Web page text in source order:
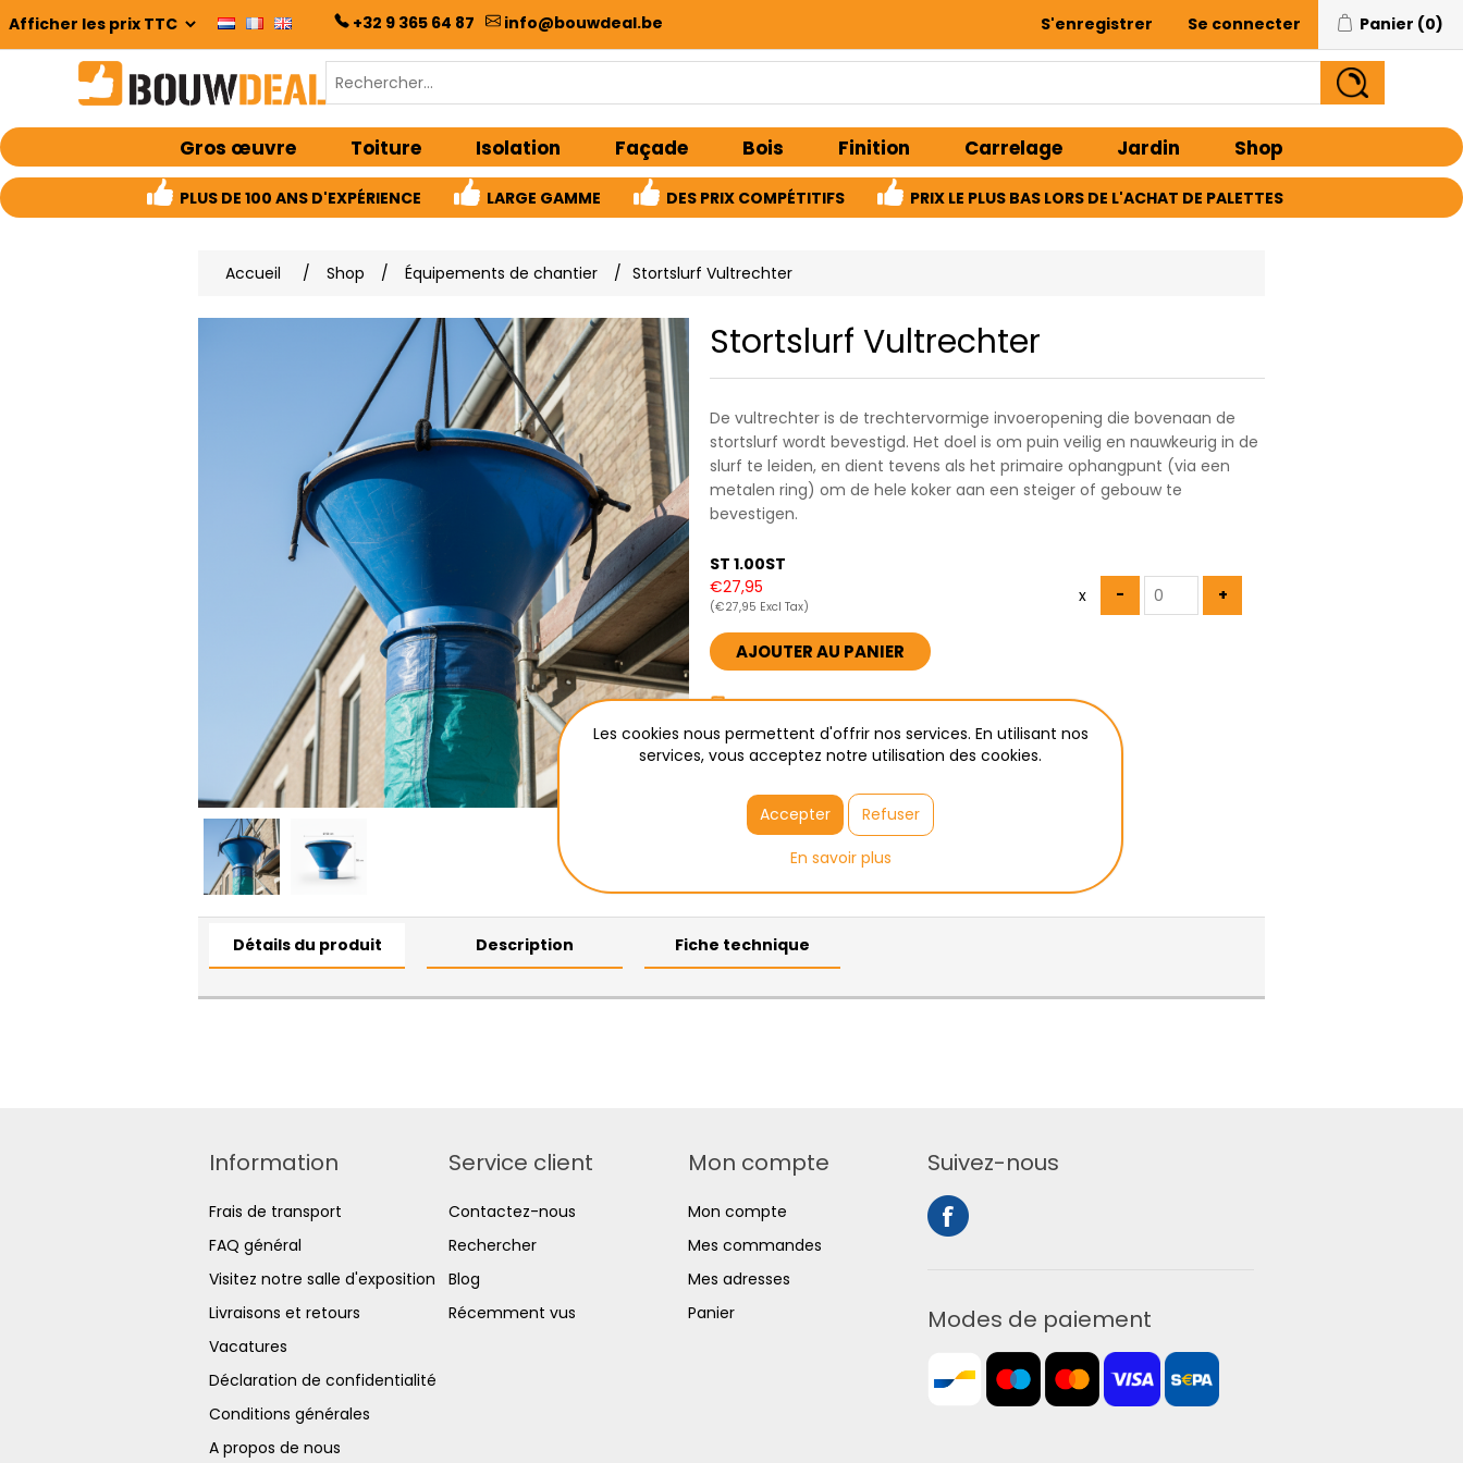
+32 9 365 64 87 info@bouwdeal.be S'enregistrer Se connecter Panier (0)
Gros œuvre Toiture Isolation Façade Bois Finition Carrelage Jardin Shop
PLUS DE 100 ANS D'EXPÉRIENCE LARGE GAMME DES PRIX COMPÉTITIFS PRIX ​​LE PLUS BAS LORS DE L'ACHAT DE PALETTES
Accueil / Shop / Équipements de chantier / Stortslurf Vultrechter
Stortslurf Vultrechter
De vultrechter is de trechtervormige invoeropening die bovenaan de
stortslurf wordt bevestigd. Het doel is om puin veilig en nauwkeurig in de
slurf te leiden, en dient tevens als het primaire ophangpunt (via een
metalen ring) om de hele koker aan een steiger of gebouw te
bevestigen.
ST 1.00ST
€27,95
x
(€27,95 Excl Tax)
AJOUTER AU PANIER
Enlèvement à Wetteren
Détails du produit Description Fiche technique
Information
Frais de transport
FAQ général
Visitez notre salle d'exposition
Livraisons et retours
Vacatures
Déclaration de confidentialité
Conditions générales
A propos de nous
Service client
Contactez-nous
Rechercher
Blog
Récemment vus
Mon compte
Mon compte
Mes commandes
Mes adresses
Panier
Suivez-nous
Modes de paiement
Les cookies nous permettent d'offrir nos services. En utilisant nos
services, vous acceptez notre utilisation des cookies.
Accepter
Refuser
En savoir plus